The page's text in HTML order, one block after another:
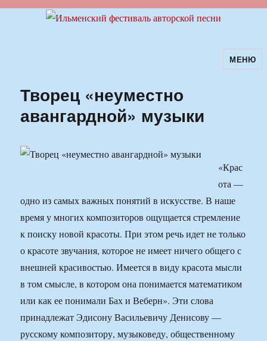
Ильменский фестиваль авторскойМЕНЮ
Творец «неуместно
авангардной» музыки
«Крас
ота —
одно из самых важных понятий в искусстве. В наше
время у многих композиторов ощущается стремление
к поиску новой красоты. При этом речь идет не только
о красоте звучания, которое не имеет ничего общего с
внешней красивостью. Имеется в виду красота мысли
в том смысле, в котором она понимается математиком
или как ее понимали Бах и Веберн». Эти слова
принадлежат Эдисону Васильевичу Денисову —
русскому композитору, музыковеду, общественному